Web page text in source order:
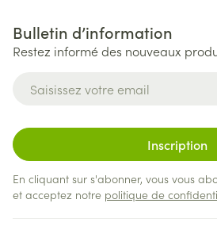
Bulletin d’information
Restez informé des nouveaux
Inscription
En cliquant sur s'abonner, vous vous
et acceptez notre politique de